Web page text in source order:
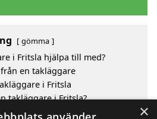
gömma
i Fritsla hjälpa till med?
en takläggare
i Fritsla
takläggare i Fritsla?
takläggare i Fritsla ×